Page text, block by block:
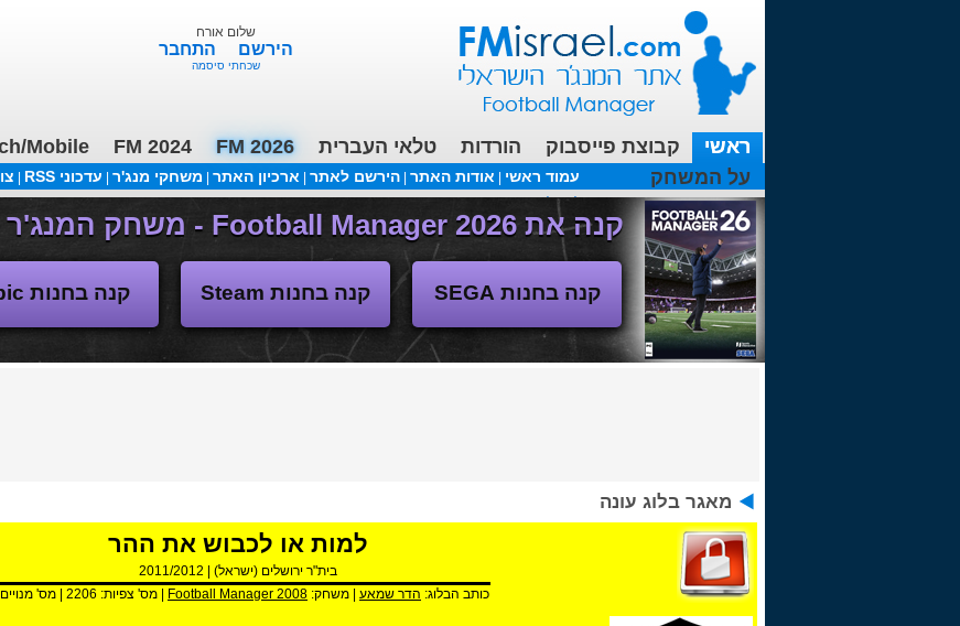
שלום אורח
הירשם התחבר
שכחתי סיסמה
ראשי קבוצת פייסבוק הורדות טלאי העברית FM 2026
FM 2024
Mobile
על המשחק
עמוד ראשי אודות האתר |הירשם לאתר ארכיון האתר משחקי מנג'ר עדכוני RSS
עכשיו בפורומים:מנג'ר 2010 - טבלת הליגה
קנה את Football Manager 2026 - משחק המנג'ר החדש!
קנה בחנות SEGA קנה בחנות Steam קנה בחנות Epic
מאגר בלוג עונה
למות או לכבוש את ההר
בית"ר ירושלים (ישראל) |
2011/2012
כותב הבלוג: הדר שמאע | משחק: Football Manager 2008 | מס' צפיות: 2206 | מס'